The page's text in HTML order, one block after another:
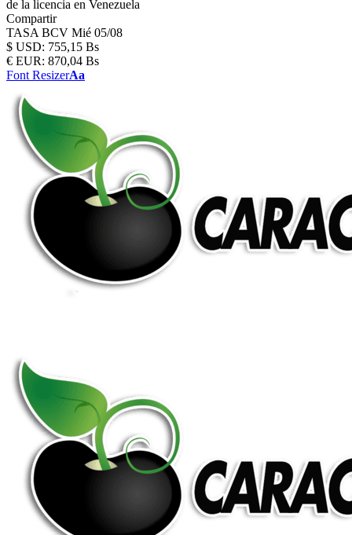
de la licencia en Venezuela
Compartir
TASA BCV Mié 05/08
$ USD: 755,15 Bs
€ EUR: 870,04 Bs
Font ResizerAa